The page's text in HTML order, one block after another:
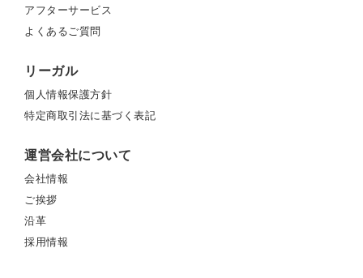
アフターサービス
よくあるご質問
リーガル
個人情報保護方針
特定商取引法に基づく表記
運営会社について
会社情報
ご挨拶
沿革
採用情報